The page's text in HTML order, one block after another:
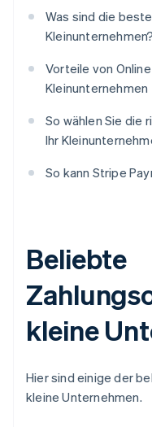
Was sind die
Kleinunternehmen?
Vorteile von
Kleinunternehmen
So wählen Sie die
Ihr
So kann Stripe
Beliebte
kleine
Hier sind einige der
kleine Unternehmen.